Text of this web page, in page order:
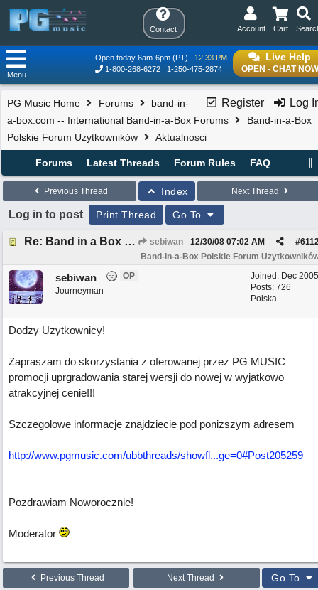
Contact Cart
Account
Live Help
OPEN - CHAT NOW
Open today 6am-6pm (PT)
12:33 PM
1-800-268-6272
1-250-475-2874
Menu
Register Log
PG Music Home Forums
band-in-
a-box.com -- International Band-in-a-Box Forums
Band-in-a-Box
Polskie Forum Użytkowników
Aktualnosci
Forums Latest Threads Forum Rules FAQ
Previous Thread Index Next Thread
Log in to post Print Thread Go To
Re: Band in a Box 2008.5 sebiwan #
12/30/08 07:02 AM
Band-in-a-Box Polskie Forum
Joined: Dec 2005
Posts: 726
Polska
sebiwan
OP
Journeyman
Dodzy Uzytkownicy!
Zapraszam do skorzystania z oferowanej przez PG MUSIC
promocji uprgradowania starej wersji do nowej w wyjatkowo
atrakcyjnej cenie!!!
Szczegolowe informacje znajdziecie pod ponizszym adresem
http://www.pgmusic.com/ubbthreads/showfl...ge=0#Post205259
Pozdrawiam Noworocznie!
Moderator
Previous Thread Next Thread Go To